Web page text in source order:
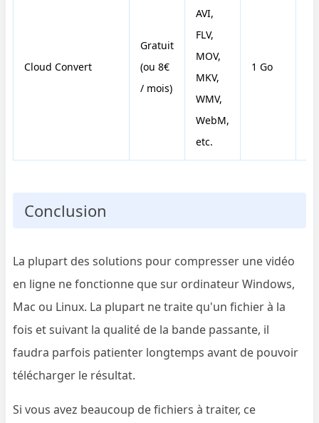
Cloud Convert
Gratuit
(ou 8€
/ mois)
AVI,
FLV,
MOV,
MKV,
WMV,
WebM,
etc.
1 Go
Conclusion
La plupart des solutions pour compresser une vidéo
en ligne ne fonctionne que sur ordinateur Windows,
Mac ou Linux. La plupart ne traite qu'un fichier à la
fois et suivant la qualité de la bande passante, il
faudra parfois patienter longtemps avant de pouvoir
télécharger le résultat.
Si vous avez beaucoup de fichiers à traiter, ce